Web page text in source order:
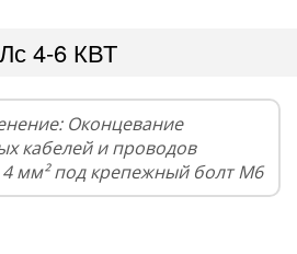
4-6 КВТ
Оконцевание
кабелей и проводов
4 мм² под крепежный болт М6